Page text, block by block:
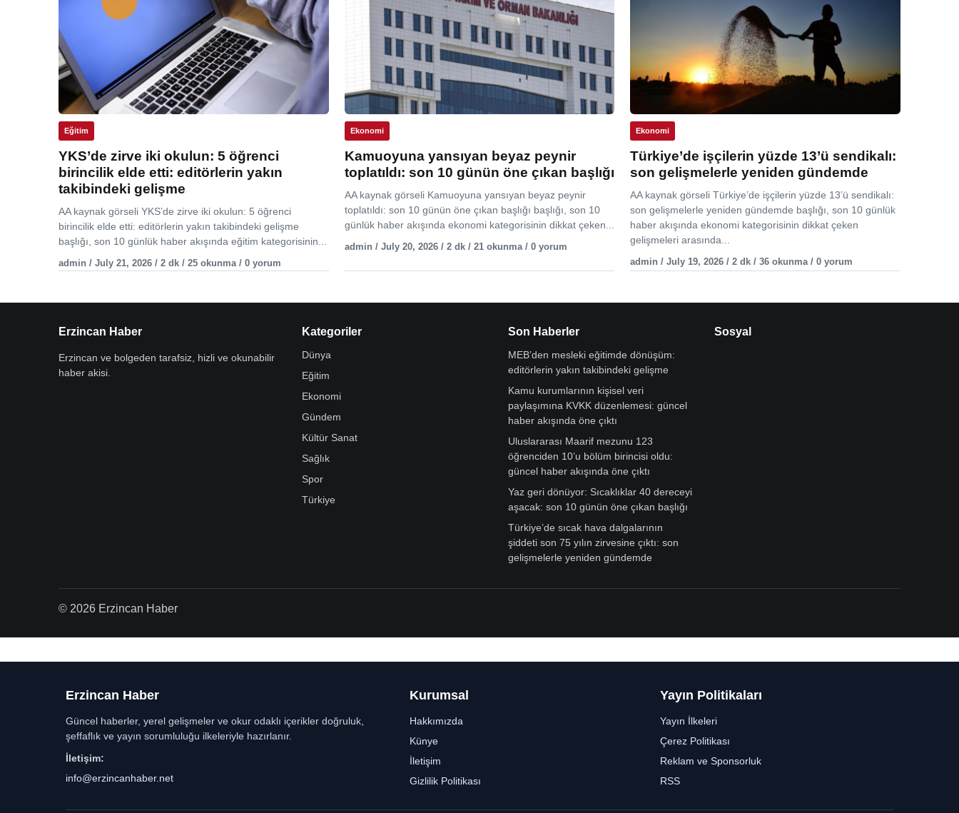
Eğitim
YKS’de zirve iki okulun: 5 öğrenci
birincilik elde etti: editörlerin yakın
takibindeki gelişme
AA kaynak görseli YKS’de zirve iki okulun: 5 öğrenci
birincilik elde etti: editörlerin yakın takibindeki gelişme
başlığı, son 10 günlük haber akışında eğitim kategorisinin...
admin / July 21, 2026 / 2 dk / 25 okunma / 0 yorum
Ekonomi
Kamuoyuna yansıyan beyaz peynir
toplatıldı: son 10 günün öne çıkan başlığı
AA kaynak görseli Kamuoyuna yansıyan beyaz peynir
toplatıldı: son 10 günün öne çıkan başlığı başlığı, son 10
günlük haber akışında ekonomi kategorisinin dikkat çeken...
admin / July 20, 2026 / 2 dk / 21 okunma / 0 yorum
Ekonomi
Türkiye’de işçilerin yüzde 13’ü sendikalı:
son gelişmelerle yeniden gündemde
AA kaynak görseli Türkiye’de işçilerin yüzde 13’ü sendikalı:
son gelişmelerle yeniden gündemde başlığı, son 10 günlük
haber akışında ekonomi kategorisinin dikkat çeken
gelişmeleri arasında...
admin / July 19, 2026 / 2 dk / 36 okunma / 0 yorum
Erzincan Haber
Erzincan ve bolgeden tarafsiz, hizli ve okunabilir
haber akisi.
Kategoriler
Dünya
Eğitim
Ekonomi
Gündem
Kültür Sanat
Sağlık
Spor
Türkiye
Son Haberler
MEB’den mesleki eğitimde dönüşüm:
editörlerin yakın takibindeki gelişme
Kamu kurumlarının kişisel veri
paylaşımına KVKK düzenlemesi: güncel
haber akışında öne çıktı
Uluslararası Maarif mezunu 123
öğrenciden 10’u bölüm birincisi oldu:
güncel haber akışında öne çıktı
Yaz geri dönüyor: Sıcaklıklar 40 dereceyi
aşacak: son 10 günün öne çıkan başlığı
Türkiye’de sıcak hava dalgalarının
şiddeti son 75 yılın zirvesine çıktı: son
gelişmelerle yeniden gündemde
Sosyal
© 2026 Erzincan Haber
Erzincan Haber
Güncel haberler, yerel gelişmeler ve okur odaklı içerikler doğruluk,
şeffaflık ve yayın sorumluluğu ilkeleriyle hazırlanır.
İletişim:
info@erzincanhaber.net
Kurumsal
Hakkımızda
Künye
İletişim
Gizlilik Politikası
Yayın Politikaları
Yayın İlkeleri
Çerez Politikası
Reklam ve Sponsorluk
RSS